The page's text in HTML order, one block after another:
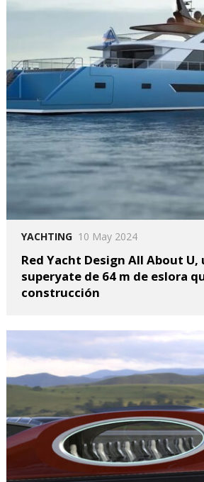
YACHTING 10 May 2024
Red Yacht Design All About
superyate de 64 m de eslora
construcción